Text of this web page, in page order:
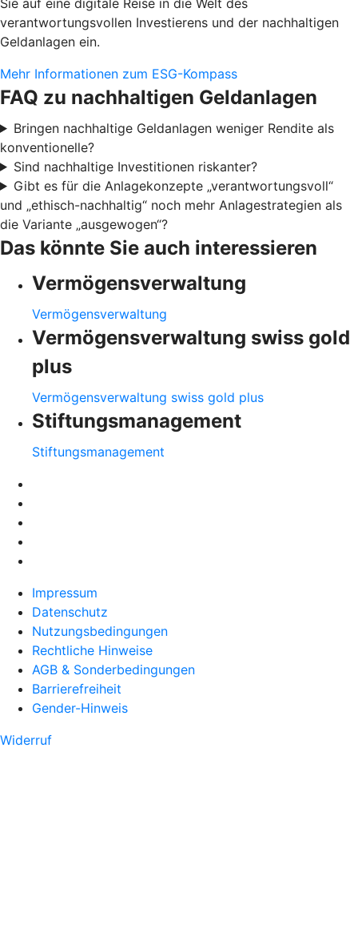
verantwortungsvollen Investierens und der nachhaltigen
Geldanlagen ein.
Mehr Informationen zum ESG-Kompass
FAQ zu nachhaltigen Geldanlagen
Bringen nachhaltige Geldanlagen weniger Rendite als
konventionelle?
Sind nachhaltige Investitionen riskanter?
Gibt es für die Anlagekonzepte „verantwortungsvoll“
und „ethisch-nachhaltig“ noch mehr Anlagestrategien als
die Variante „ausgewogen“?
Das könnte Sie auch interessieren
Vermögensverwaltung
Vermögensverwaltung
Vermögensverwaltung swiss gold
plus
Vermögensverwaltung swiss gold plus
Stiftungsmanagement
Stiftungsmanagement
Impressum
Datenschutz
Nutzungsbedingungen
Rechtliche Hinweise
AGB & Sonderbedingungen
Barrierefreiheit
Gender-Hinweis
Widerruf